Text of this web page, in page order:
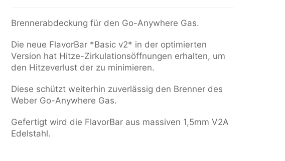
Brennerabdeckung für den Go-Anywhere Gas.
Die neue FlavorBar *Basic v2* in der optimierten
Version hat Hitze-Zirkulationsöffnungen erhalten, um
den Hitzeverlust der zu minimieren.
Diese schützt weiterhin zuverlässig den Brenner des
Weber Go-Anywhere Gas.
Gefertigt wird die FlavorBar aus massiven 1,5mm V2A
Edelstahl.